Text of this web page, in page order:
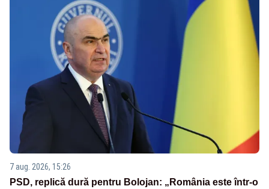
7 aug. 2026, 15:26
PSD, replică dură pentru Bolojan: „România este într-o